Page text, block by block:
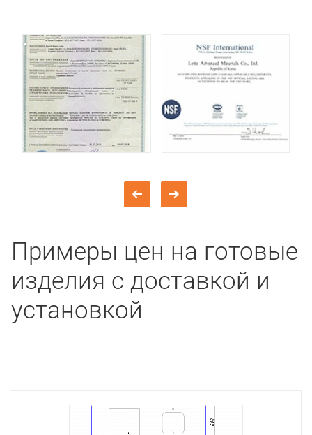
Примеры цен на готовые
изделия с доставкой и
установкой